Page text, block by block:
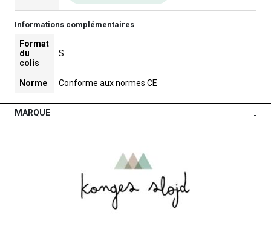
Informations complémentaires
Format
du
colis
S
Norme Conforme aux normes CE
MARQUE -